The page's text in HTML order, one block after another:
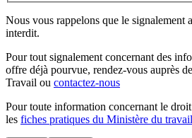
Nous vous rappelons que le signalement
interdit.
Pour tout signalement concernant des
offre déjà pourvue, rendez-vous auprès
Travail ou contactez-nous
Pour toute information concernant le
les fiches pratiques du Ministère du travail